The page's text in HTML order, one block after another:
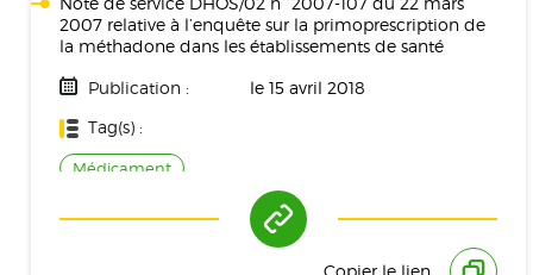
2007 relative à l’enquête sur la primoprescription de
la méthadone dans les établissements de santé
Publication :
le 15 avril 2018
Tag(s) :
Médicament
Copier le lien